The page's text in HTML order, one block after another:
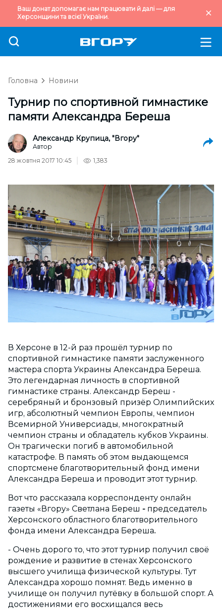
Ваш донат допомагає нам працювати й далі — для
Херсонщини та всієї України.
Головна Новини
Турнир по спортивной гимнастике
памяти Александра Береша
Александр Крупица, "Вгору"
Автор
28 жовтня 2017 10:45
1,383
В Херсоне в 12-й раз прошёл турнир по
спортивной гимнастике памяти заслуженного
мастера спорта Украины Александра Береша.
Это легендарная личность в спортивной
гимнастике страны. Александр Береш -
серебряный и бронзовый призёр Олимпийских
игр, абсолютный чемпион Европы, чемпион
Всемирной Универсиады, многократный
чемпион страны и обладатель кубков Украины.
Он трагически погиб в автомобильной
катастрофе. В память об этом выдающемся
спортсмене благотворительный фонд имени
Александра Береша и проводит этот турнир.
Вот что рассказала корреспонденту онлайн
газеты «Вгору» Светлана Береш - председатель
Херсонского областного благотворительного
фонда имени Александра Береша.
- Очень дорого то, что этот турнир получил своё
рождение и развитие в стенах Херсонского
высшего училища физической культуры. Тут
Александра хорошо помнят. Ведь именно в
училище он получил путёвку в большой спорт. А
достижениями его восхищался весь